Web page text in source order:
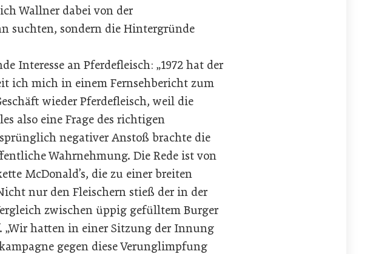
Wallner dabei von der
suchten, sondern die Hintergründe
Interesse an Pferdefleisch: „1972 hat der
ich mich in einem Fernsehbericht zum
wieder Pferdefleisch, weil die
also eine Frage des richtigen
negativer Anstoß brachte die
Wahrnehmung. Die Rede ist von
McDonald’s, die zu einer breiten
nur den Fleischern stieß der in der
zwischen üppig gefülltem Burger
„Wir hatten in einer Sitzung der Innung
gegen diese Verunglimpfung